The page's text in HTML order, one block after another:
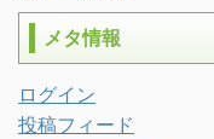
メタ情報
ログイン
投稿フィード